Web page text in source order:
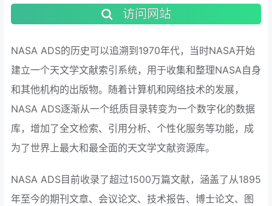
访问网站
NASA ADS的历史可以追溯到1970年代，当时NASA开始
建立一个天文学文献索引系统，用于收集和整理NASA自身
和其他机构的出版物。随着计算机和网络技术的发展，
NASA ADS逐渐从一个纸质目录转变为一个数字化的数据
库，增加了全文检索、引用分析、个性化服务等功能，成
为了世界上最大和最全面的天文学文献资源库。
NASA ADS目前收录了超过1500万篇文献，涵盖了从1895
年至今的期刊文章、会议论文、技术报告、博士论文、图